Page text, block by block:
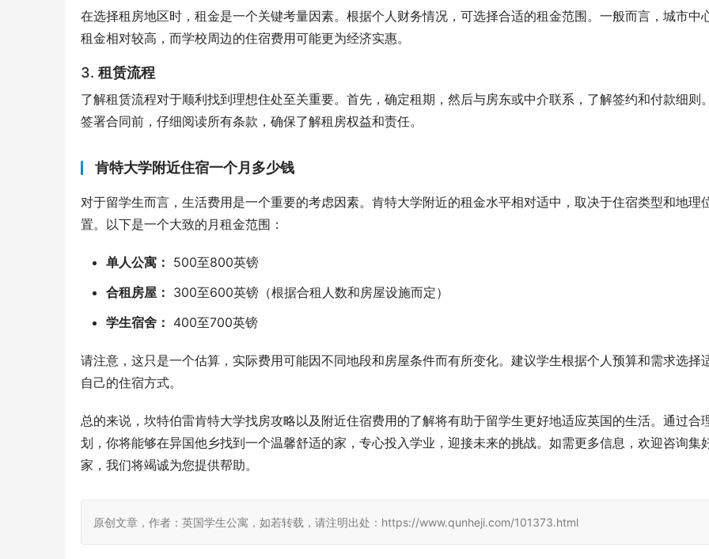
在选择租房地区时，租金是一个关键考量因素。根据个人财务情况，可选择合适的租金范围。一般而言，城市中
租金相对较高，而学校周边的住宿费用可能更为经济实惠。
3. 租赁流程
了解租赁流程对于顺利找到理想住处至关重要。首先，确定租期，然后与房东或中介联系，了解签约和付款细则
签署合同前，仔细阅读所有条款，确保了解租房权益和责任。
肯特大学附近住宿一个月多少钱
对于留学生而言，生活费用是一个重要的考虑因素。肯特大学附近的租金水平相对适中，取决于住宿类型和地理
置。以下是一个大致的月租金范围：
单人公寓： 500至800英镑
合租房屋： 300至600英镑（根据合租人数和房屋设施而定）
学生宿舍： 400至700英镑
请注意，这只是一个估算，实际费用可能因不同地段和房屋条件而有所变化。建议学生根据个人预算和需求选择
自己的住宿方式。
总的来说，坎特伯雷肯特大学找房攻略以及附近住宿费用的了解将有助于留学生更好地适应英国的生活。通过合
划，你将能够在异国他乡找到一个温馨舒适的家，专心投入学业，迎接未来的挑战。如需更多信息，欢迎咨询集
家，我们将竭诚为您提供帮助。
原创文章，作者：英国学生公寓，如若转载，请注明出处：https://www.qunheji.com/101373.html